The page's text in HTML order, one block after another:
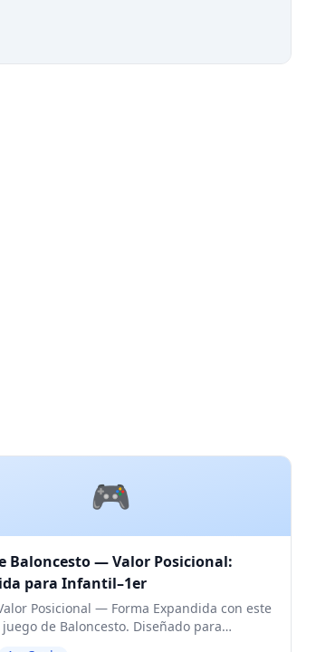
🎮
Baloncesto — Valor Posicional:
para Infantil–1er
Posicional — Forma Expandida con este
de Baloncesto. Diseñado para